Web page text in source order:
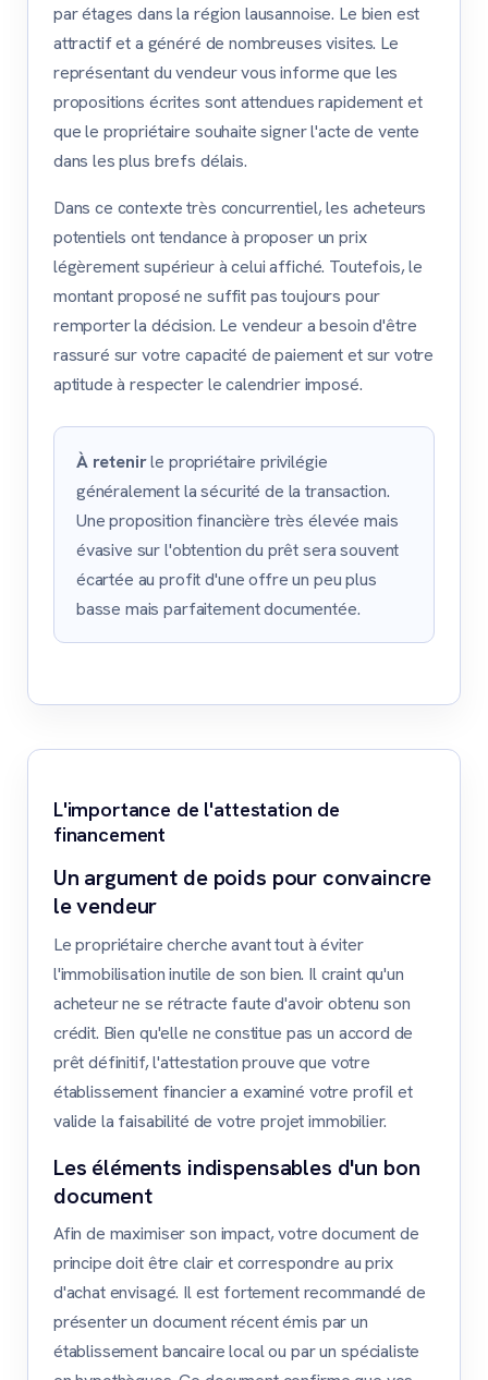
par étages dans la région lausannoise. Le bien est
attractif et a généré de nombreuses visites. Le
représentant du vendeur vous informe que les
propositions écrites sont attendues rapidement et
que le propriétaire souhaite signer l'acte de vente
dans les plus brefs délais.
Dans ce contexte très concurrentiel, les acheteurs
potentiels ont tendance à proposer un prix
légèrement supérieur à celui affiché. Toutefois, le
montant proposé ne suffit pas toujours pour
remporter la décision. Le vendeur a besoin d'être
rassuré sur votre capacité de paiement et sur votre
aptitude à respecter le calendrier imposé.
À retenirle propriétaire privilégie
généralement la sécurité de la transaction.
Une proposition financière très élevée mais
évasive sur l'obtention du prêt sera souvent
écartée au profit d'une offre un peu plus
basse mais parfaitement documentée.
L'importance de l'attestation de
financement
Un argument de poids pour convaincre
le vendeur
Le propriétaire cherche avant tout à éviter
l'immobilisation inutile de son bien. Il craint qu'un
acheteur ne se rétracte faute d'avoir obtenu son
crédit. Bien qu'elle ne constitue pas un accord de
prêt définitif, l'attestation prouve que votre
établissement financier a examiné votre profil et
valide la faisabilité de votre projet immobilier.
Les éléments indispensables d'un bon
document
Afin de maximiser son impact, votre document de
principe doit être clair et correspondre au prix
d'achat envisagé. Il est fortement recommandé de
présenter un document récent émis par un
établissement bancaire local ou par un spécialiste